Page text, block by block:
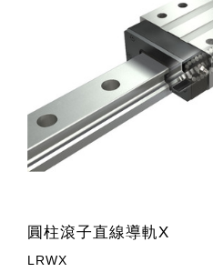
圓柱滾子直線導軌X
LRWX